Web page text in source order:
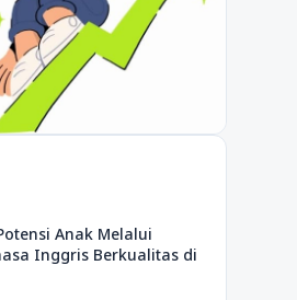
Anak Melalui
Inggris Berkualitas di